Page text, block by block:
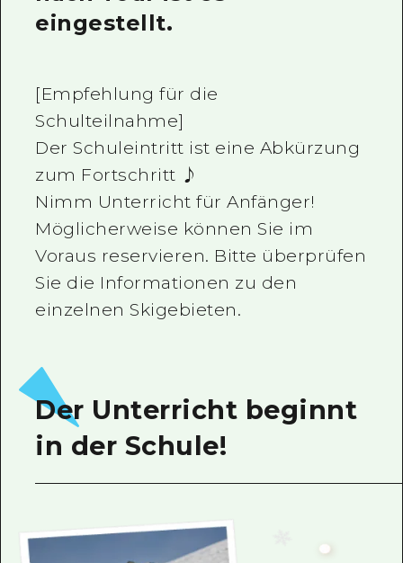
eingestellt.
[Empfehlung für die
Schulteilnahme]
Der Schuleintritt ist eine Abkürzung
zum Fortschritt ♪
Nimm Unterricht für Anfänger!
Möglicherweise können Sie im
Voraus reservieren. Bitte überprüfen
Sie die Informationen zu den
einzelnen Skigebieten.
Der Unterricht beginnt
in der Schule!